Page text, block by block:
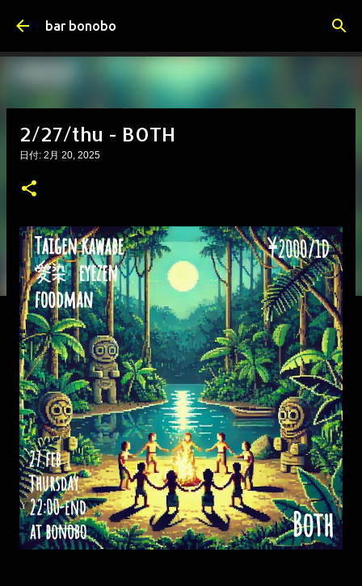
スキップしてメイン コンテンツに移動
bar bonobo
2/27/thu - BOTH
日付: 2月 20, 2025